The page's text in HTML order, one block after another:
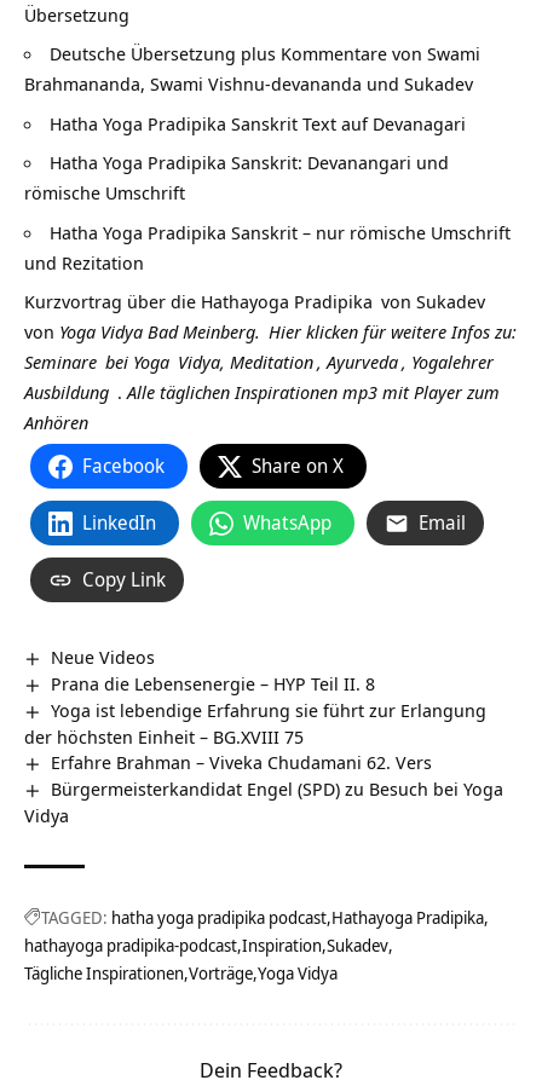
Übersetzung
Deutsche Übersetzung plus Kommentare von Swami
Brahmananda, Swami Vishnu-devananda und Sukadev
Hatha Yoga Pradipika Sanskrit Text auf Devanagari
Hatha Yoga Pradipika Sanskrit: Devanangari und
römische Umschrift
Hatha Yoga Pradipika Sanskrit – nur römische Umschrift
und Rezitation
Kurzvortrag über die Hathayoga Pradipika von Sukadev
von Yoga Vidya Bad Meinberg. Hier klicken für weitere Infos zu:
Seminare bei Yoga Vidya, Meditation,Ayurveda, Yogalehrer
Ausbildung .Alle täglichen Inspirationen mp3 mit Player zum
Anhören
Facebook Share on X
LinkedIn WhatsApp Email
Copy Link
Neue Videos
Prana die Lebensenergie – HYP Teil II. 8
Yoga ist lebendige Erfahrung sie führt zur Erlangung
der höchsten Einheit – BG.XVIII 75
Erfahre Brahman – Viveka Chudamani 62. Vers
Bürgermeisterkandidat Engel (SPD) zu Besuch bei Yoga
Vidya
TAGGED: hatha yoga pradipika podcast Hathayoga Pradipika
hathayoga pradipika-podcast Inspiration Sukadev
Tägliche Inspirationen Vorträge Yoga Vidya
Dein Feedback?